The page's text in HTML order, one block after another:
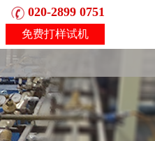
免费打样试机
020-2899 0751